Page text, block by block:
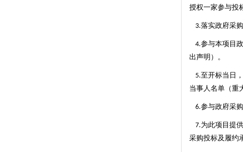
授权一家参与投
3.落实政府采
4.参与本项目
出声明）。
5.至开标当日
当事人名单（重
6.参与政府采
7.为此项目提
采购投标及履约